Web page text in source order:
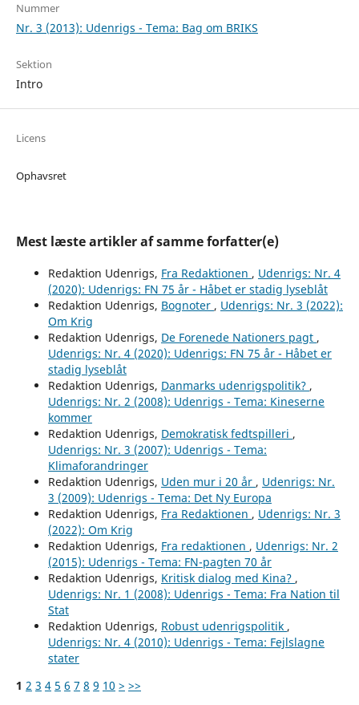
Nummer
Nr. 3 (2013): Udenrigs - Tema: Bag om BRIKS
Sektion
Intro
Licens
Ophavsret
Mest læste artikler af samme forfatter(e)
Redaktion Udenrigs, Fra Redaktionen , Udenrigs: Nr. 4
(2020): Udenrigs: FN 75 år - Håbet er stadig lyseblåt
Redaktion Udenrigs, Bognoter , Udenrigs: Nr. 3 (2022):
Om Krig
Redaktion Udenrigs, De Forenede Nationers pagt ,
Udenrigs: Nr. 4 (2020): Udenrigs: FN 75 år - Håbet er
stadig lyseblåt
Redaktion Udenrigs, Danmarks udenrigspolitik? ,
Udenrigs: Nr. 2 (2008): Udenrigs - Tema: Kineserne
kommer
Redaktion Udenrigs, Demokratisk fedtspilleri ,
Udenrigs: Nr. 3 (2007): Udenrigs - Tema:
Klimaforandringer
Redaktion Udenrigs, Uden mur i 20 år , Udenrigs: Nr.
3 (2009): Udenrigs - Tema: Det Ny Europa
Redaktion Udenrigs, Fra Redaktionen , Udenrigs: Nr. 3
(2022): Om Krig
Redaktion Udenrigs, Fra redaktionen , Udenrigs: Nr. 2
(2015): Udenrigs - Tema: FN-pagten 70 år
Redaktion Udenrigs, Kritisk dialog med Kina? ,
Udenrigs: Nr. 1 (2008): Udenrigs - Tema: Fra Nation til
Stat
Redaktion Udenrigs, Robust udenrigspolitik ,
Udenrigs: Nr. 4 (2010): Udenrigs - Tema: Fejlslagne
stater
1 2 3 4 5 6 7 8 9 10 > >>